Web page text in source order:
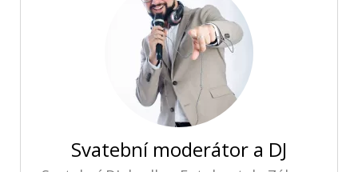
Svatební moderátor a DJ